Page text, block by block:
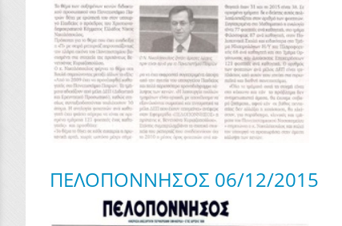
ΠΕΛΟΠΟΝΝΗΣΟΣ 06/12/2015